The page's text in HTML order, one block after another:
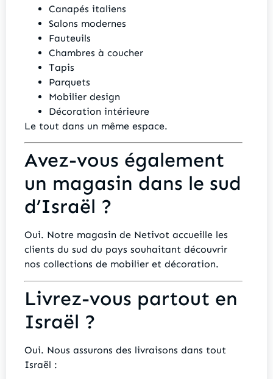
Canapés italiens
Salons modernes
Fauteuils
Chambres à coucher
Tapis
Parquets
Mobilier design
Décoration intérieure
Le tout dans un même espace.
Avez-vous également
un magasin dans le sud
d’Israël ?
Oui. Notre magasin de Netivot accueille les
clients du sud du pays souhaitant découvrir
nos collections de mobilier et décoration.
Livrez-vous partout en
Israël ?
Oui. Nous assurons des livraisons dans tout
Israël :